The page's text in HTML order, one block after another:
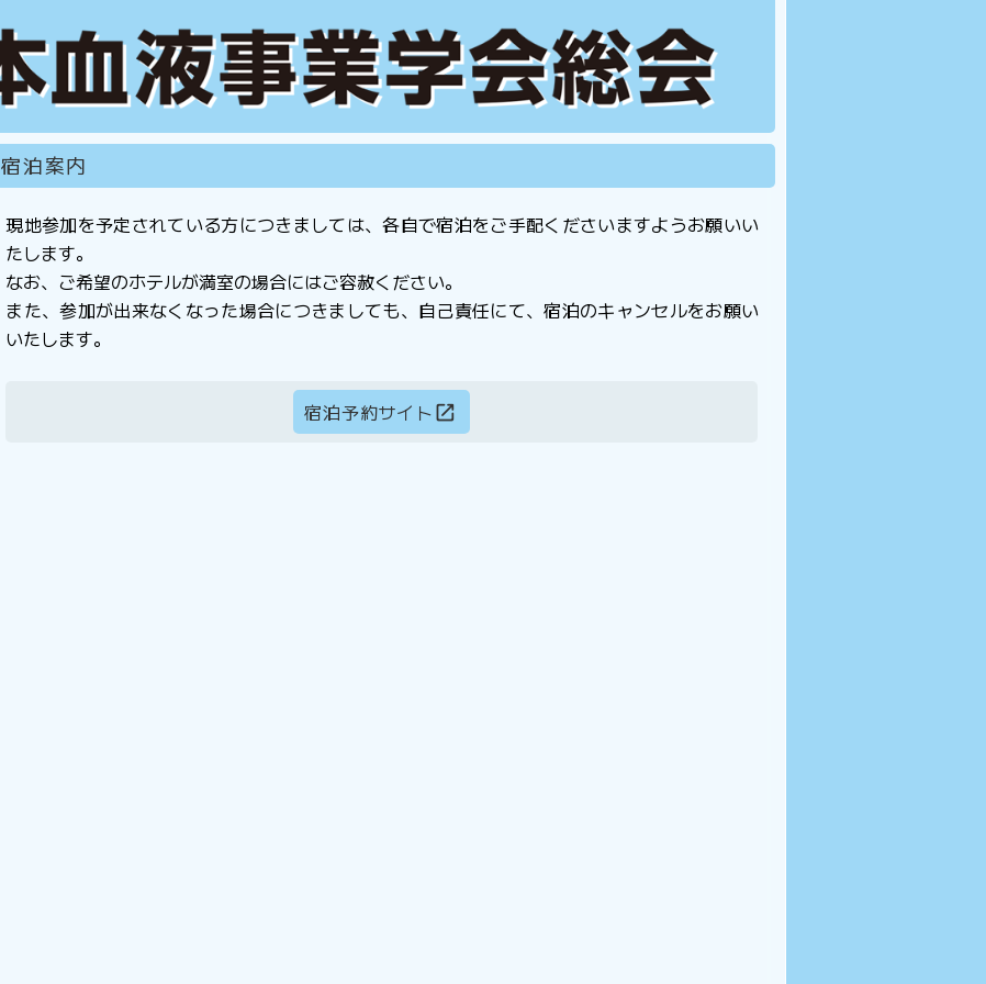
宿泊案内
現地参加を予定されている方につきましては、各自で宿泊をご手配くださいますようお願いい
たします。
なお、ご希望のホテルが満室の場合にはご容赦ください。
また、参加が出来なくなった場合につきましても、自己責任にて、宿泊のキャンセルをお願い
いたします。
宿泊予約サイトopen_in_new